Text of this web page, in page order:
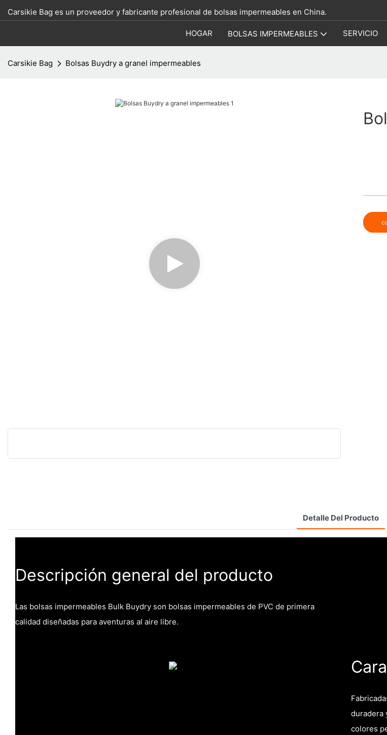
Carsikie Bag es un proveedor y fabricante profesional de bolsas impermeables en China.
HOGAR BOLSAS IMPERMEABLES SERVICIO
Carsikie Bag Bolsas Buydry a granel impermeables
Detalle Del Producto
Descripción general del producto
Las bolsas impermeables Bulk Buydry son bolsas impermeables de PVC de primera
calidad diseñadas para aventuras al aire libre.
duradera
colores